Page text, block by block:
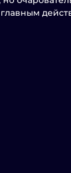
главным